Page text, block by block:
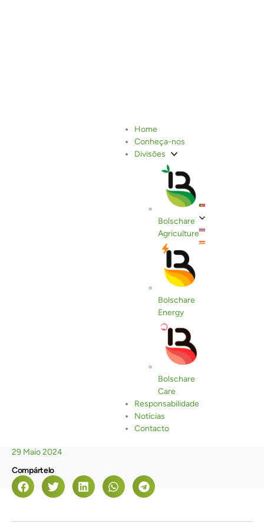
Home
Conheça-nos
Divisões
Bolschare
Agriculture
Bolschare
Energy
Bolschare
Care
Responsabilidade
Notícias
Contacto
Bolschare promove a
agrabilidade com a
Universidade da Extremadura
29 Maio 2024
Compártelo